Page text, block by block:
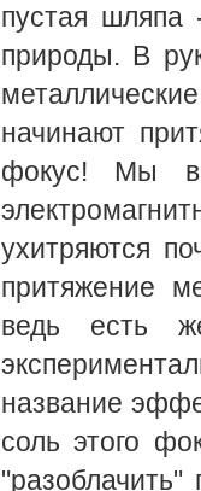
пустая шляпа
природы. В
начинают
фокус! Мы
ухитряются
притяжение
ведь есть
название
соль этого
"разоблачить"